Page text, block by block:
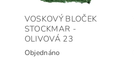
VOSKOVÝ BLOČEK
STOCKMAR -
OLIVOVÁ 23
Objednáno